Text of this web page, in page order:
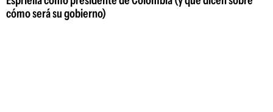
cómo será su gobierno)